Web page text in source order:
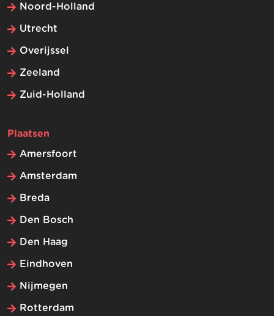
Noord-Holland
Utrecht
Overijssel
Zeeland
Zuid-Holland
Plaatsen
Amersfoort
Amsterdam
Breda
Den Bosch
Den Haag
Eindhoven
Nijmegen
Rotterdam